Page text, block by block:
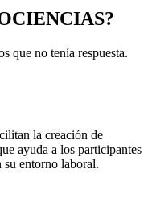
que no tenía respuesta.
la creación de
ayuda a los participantes
su entorno laboral.